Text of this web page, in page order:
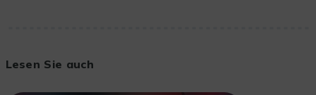
Lesen Sie auch